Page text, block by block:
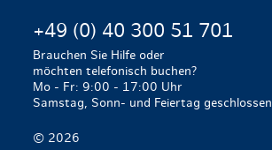
+49 (0) 40 300 51 701
Brauchen Sie Hilfe oder
möchten telefonisch buchen?
Mo - Fr: 9:00 - 17:00 Uhr
Samstag, Sonn- und Feiertag geschlossen
© 2026